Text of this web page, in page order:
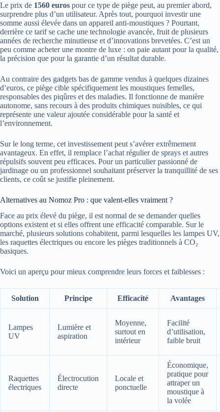
Le prix de 1560 euros pour ce type de piège peut, au premier abord,
surprendre plus d’un utilisateur. Après tout, pourquoi investir une
somme aussi élevée dans un appareil anti-moustiques ? Pourtant,
derrière ce tarif se cache une technologie avancée, fruit de plusieurs
années de recherche minutieuse et d’innovations brevetées. C’est un
peu comme acheter une montre de luxe : on paie autant pour la qualité,
la précision que pour la garantie d’un résultat durable.
Au contraire des gadgets bas de gamme vendus à quelques dizaines
d’euros, ce piège cible spécifiquement les moustiques femelles,
responsables des piqûres et des maladies. Il fonctionne de manière
autonome, sans recours à des produits chimiques nuisibles, ce qui
représente une valeur ajoutée considérable pour la santé et
l’environnement.
Sur le long terme, cet investissement peut s’avérer extrêmement
avantageux. En effet, il remplace l’achat régulier de sprays et autres
répulsifs souvent peu efficaces. Pour un particulier passionné de
jardinage ou un professionnel souhaitant préserver la tranquillité de ses
clients, ce coût se justifie pleinement.
Alternatives au Nomoz Pro : que valent-elles vraiment ?
Face au prix élevé du piège, il est normal de se demander quelles
options existent et si elles offrent une efficacité comparable. Sur le
marché, plusieurs solutions cohabitent, parmi lesquelles les lampes UV,
les raquettes électriques ou encore les pièges traditionnels à CO₂
basiques.
Voici un aperçu pour mieux comprendre leurs forces et faiblesses :
Solution Principe Efficacité Avantages
Lampes
UV
Lumière et
aspiration
Moyenne,
surtout en
intérieur
Facilité
d’utilisation,
faible bruit
Raquettes
électriques
Électrocution
directe
Locale et
ponctuelle
Économique,
pratique pour
attraper un
moustique à
la volée